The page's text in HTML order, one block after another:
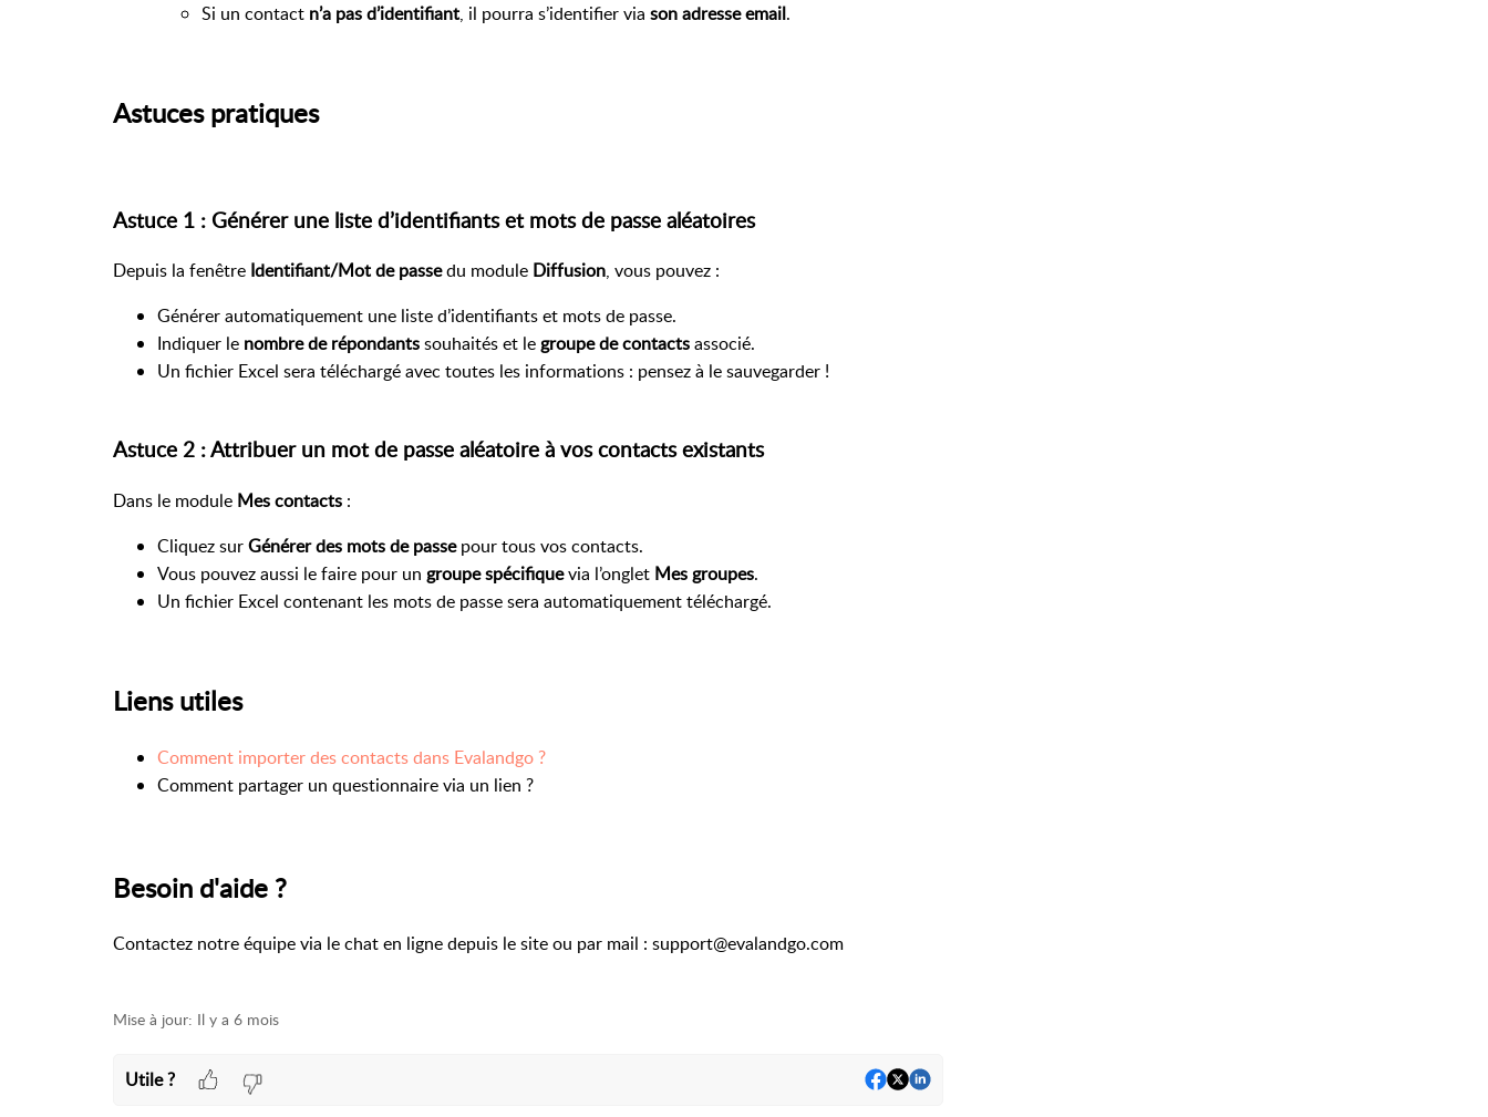
Si un contact n’a pas d’identifiant, il pourra s’identifier via son adresse email.
Astuces pratiques
Astuce 1 : Générer une liste d’identifiants et mots de passe aléatoires
Depuis la fenêtre Identifiant/Mot de passedu module Diffusion, vous pouvez :
Générer automatiquement une liste d’identifiants et mots de passe.
Indiquer le nombre de répondantssouhaités et legroupe de contactsassocié.
Un fichier Excel sera téléchargé avec toutes les informations : pensez à le sauvegarder !
Astuce 2 : Attribuer un mot de passe aléatoire à vos contacts existants
Dans le module Mes contacts :
Cliquez surGénérer des mots de passepour tous vos contacts.
Vous pouvez aussi le faire pour un groupe spécifiquevia l’onglet Mes groupes.
Un fichier Excel contenant les mots de passe sera automatiquement téléchargé.
Liens utiles
Comment importer des contacts dans Evalandgo ?
Comment partager un questionnaire via un lien ?
Besoin d'aide ?
Contactez notre équipe via le chat en ligne depuis le site ou par mail : support@evalandgo.com
Mise à jour: Il y a 6 mois
Utile ?